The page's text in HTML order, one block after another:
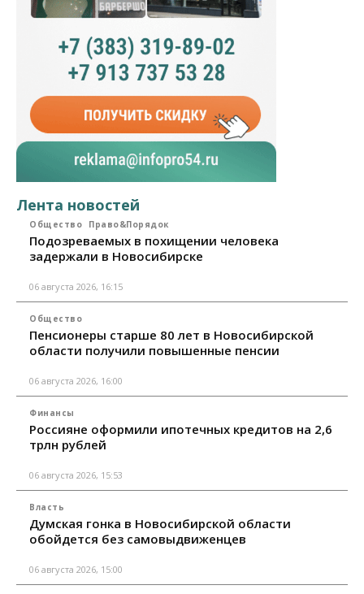
Лента новостей
Общество Право&Порядок
Подозреваемых в похищении человека
задержали в Новосибирске
06 августа 2026, 16:15
Общество
Пенсионеры старше 80 лет в Новосибирской
области получили повышенные пенсии
06 августа 2026, 16:00
Финансы
Россияне оформили ипотечных кредитов на 2,6
трлн рублей
06 августа 2026, 15:53
Власть
Думская гонка в Новосибирской области
обойдется без самовыдвиженцев
06 августа 2026, 15:00